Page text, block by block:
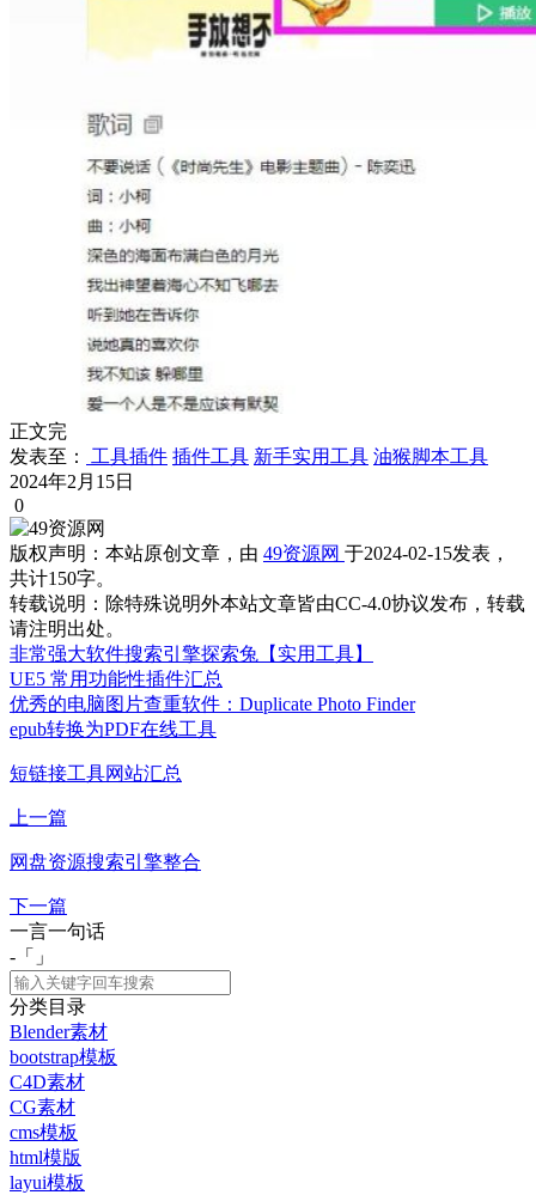
正文完
发表至：
工具插件 插件工具 新手实用工具 油猴脚本工具
2024年2月15日
0
版权声明： 本站原创文章，由 49资源网 于2024-02-15发表，
共计150字。
转载说明： 除特殊说明外本站文章皆由CC-4.0协议发布，转载
请注明出处。
非常强大软件搜索引擎探索兔【实用工具】
UE5 常用功能性插件汇总
优秀的电脑图片查重软件：Duplicate Photo Finder
epub转换为PDF在线工具
短链接工具网站汇总
上一篇
网盘资源搜索引擎整合
下一篇
一言一句话
-「
」
分类目录
Blender素材
bootstrap模板
C4D素材
CG素材
cms模板
html模版
layui模板